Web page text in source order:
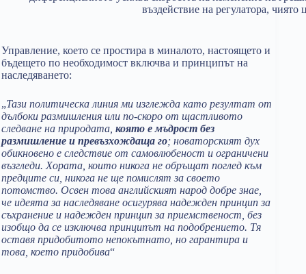
въздействие на регулатора, чиято
Управление, което се простира в миналото, настоящето и
бъдещето по необходимост включва и принципът на
наследяването:
„Тази политическа линия ми изглежда като резултат от
дълбоки размишления или по-скоро от щастливото
следване на природата, която е мъдрост без
размишление и превъзхождаща го; новаторският дух
обикновено е следствие от самовлюбеност и ограничени
възгледи. Хората, които никога не обръщат поглед към
предците си, никога не ще помислят за своето
потомство. Освен това английският народ добре знае,
че идеята за наследяване осигурява надежден принцип за
съхранение и надежден принцип за приемственост, без
изобщо да се изключва принципът на подобрението. Тя
оставя придобитото непокътнато, но гарантира и
това, което придобива“